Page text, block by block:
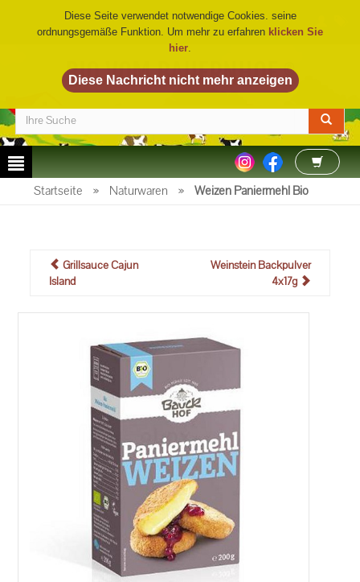
BIO VOM BAUERNHOF©
Startseite » Naturwaren » Weizen Paniermehl Bio
Grillsauce Cajun
Island
Weinstein Backpulver
4x17g
Diese Seite verwendet notwendige Cookies. seine
ordnungsgemäße Funktion. Um mehr zu erfahren klicken Sie
hier.